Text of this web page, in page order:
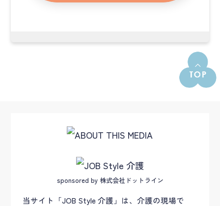
sponsored by 株式会社ドットライン
当サイト「JOB Style 介護」は、介護の現場で